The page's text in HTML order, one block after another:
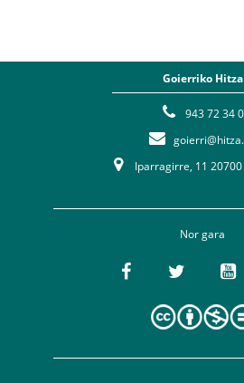
Goierriko Hitza
943 72 34
Iparragirre, 11 20700
Nor gara